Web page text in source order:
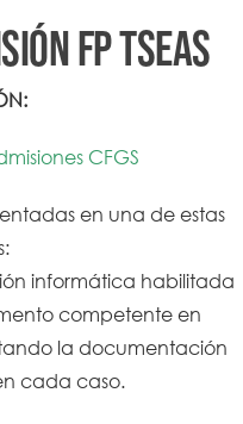
FP TSEAS
CFGS
en una de estas
informática habilitada
competente en
la documentación
cada caso.